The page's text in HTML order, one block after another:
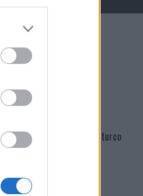
Mario Malu
Martina Agostina Diturco
I nostri cari